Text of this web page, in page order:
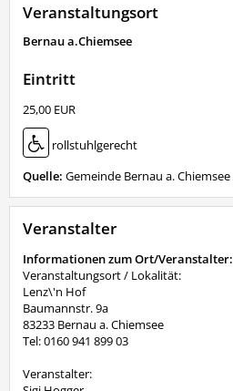
Veranstaltungsort
Bernau a.Chiemsee
Eintritt
25,00 EUR
rollstuhlgerecht
Quelle: Gemeinde Bernau a. Chiemsee
Veranstalter
Informationen zum Ort/Veranstalter:
Veranstaltungsort / Lokalität:
Lenz\'n Hof
Baumannstr. 9a
83233 Bernau a. Chiemsee
Tel: 0160 941 899 03
Veranstalter: